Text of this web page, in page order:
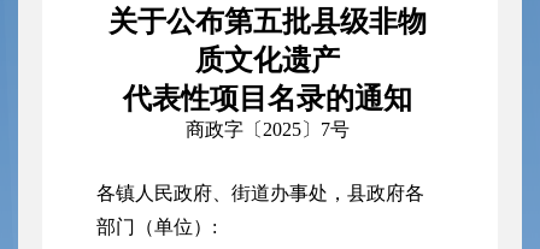
关于公布第五批县级非物
质文化遗产
代表性项目名录的通知
商政字〔2025〕7号
各镇人民政府、街道办事处，县政府各
部门（单位）: